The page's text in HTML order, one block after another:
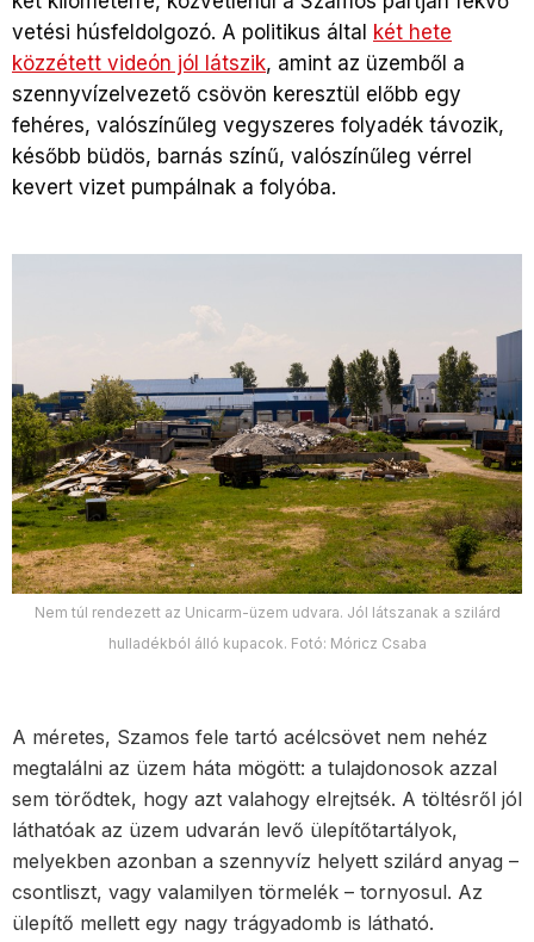
vetési húsfeldolgozó. A politikus által két hete
közzétett videón jól látszik, amint az üzemből a
szennyvízelvezető csövön keresztül előbb egy
fehéres, valószínűleg vegyszeres folyadék távozik,
később büdös, barnás színű, valószínűleg vérrel
kevert vizet pumpálnak a folyóba.
Nem túl rendezett az Unicarm-üzem udvara. Jól látszanak a szilárd
hulladékból álló kupacok. Fotó: Móricz Csaba
A méretes, Szamos fele tartó acélcsövet nem nehéz
megtalálni az üzem háta mögött: a tulajdonosok azzal
sem törődtek, hogy azt valahogy elrejtsék. A töltésről jól
láthatóak az üzem udvarán levő ülepítőtartályok,
melyekben azonban a szennyvíz helyett szilárd anyag –
csontliszt, vagy valamilyen törmelék – tornyosul. Az
ülepítő mellett egy nagy trágyadomb is látható.